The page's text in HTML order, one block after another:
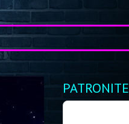
PATRONITE